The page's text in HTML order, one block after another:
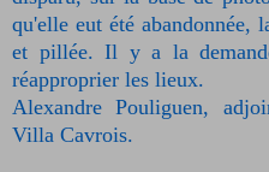
qu'elle eut été abandonnée,
et pillée. Il y a la
réapproprier les lieux.
Alexandre Pouliguen,
Villa Cavrois.